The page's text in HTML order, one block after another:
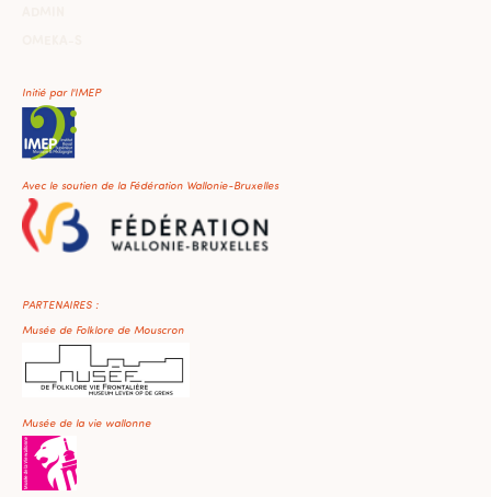
Initié par l'IMEP
Avec le soutien de la Fédération Wallonie-Bruxelles
PARTENAIRES :
Musée de Folklore de Mouscron
Musée de la vie wallonne